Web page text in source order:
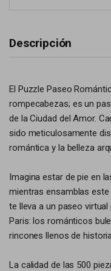
Descripción
El Puzzle Paseo
rompecabezas; es un
de la Ciudad del Amor.
sido meticulosamente
romántica y la belleza
Imagina estar de pie en
mientras ensamblas
te lleva a un paseo
Paris: los románticos
rincones llenos de
La calidad de las 500